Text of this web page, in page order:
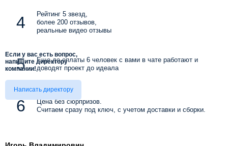
Рейтинг 5 звезд,
более 200 отзывов,
реальные видео отзывы
Еще до оплаты 6 человек с вами в чате работают и
доводят проект до идеала
Цена без сюрпризов.
Считаем сразу под ключ, с учетом доставки и сборки.
Если у вас есть вопрос,
напишите директору
компании!
Написать директору